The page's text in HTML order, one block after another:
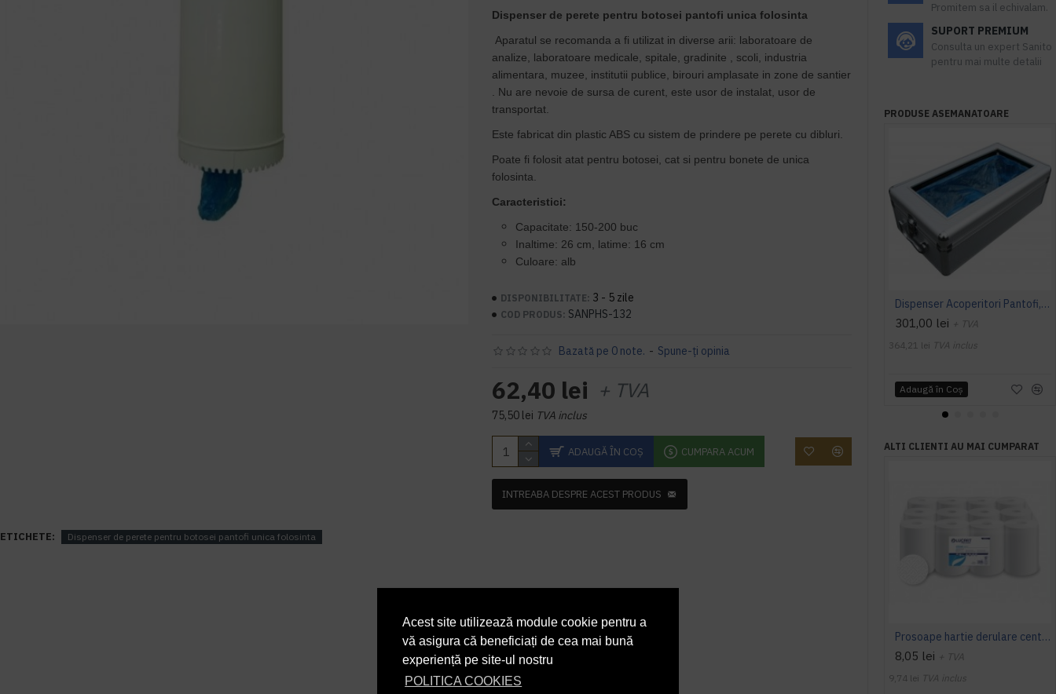
Acest site utilizează module cookie pentru a
vă asigura că beneficiați de cea mai bună
experiență pe site-ul nostru
POLITICA COOKIES
Dispenser de perete pentru botosei pantofi unica folosinta
Aparatul se recomanda a fi utilizat in diverse arii: laboratoare de
analize, laboratoare medicale, spitale, gradinite , scoli, industria
alimentara, muzee, institutii publice, birouri amplasate in zone de santier
. Nu are nevoie de sursa de curent, este usor de instalat, usor de
transportat.
Este fabricat din plastic ABS cu sistem de prindere pe perete cu dibluri.
Poate fi folosit atat pentru botosei, cat si pentru bonete de unica
folosinta.
Caracteristici:
Capacitate: 150-200 buc
Inaltime: 26 cm, latime: 16 cm
Culoare: alb
DISPONIBILITATE: 3 - 5 zile
COD PRODUS: SANPHS-132
Bazată pe 0 note. - Spune-ţi opinia
62,40 lei + TVA
75,50 lei TVA inclus
ADAUGĂ ÎN COŞ CUMPARA ACUM
INTREABA DESPRE ACEST PRODUS
ETICHETE: Dispenser de perete pentru botosei pantofi unica folosinta
Promitem sa il echivalam.
SUPORT PREMIUM
Consulta un expert Sanito
pentru mai multe detalii
PRODUSE ASEMANATOARE
Dispenser Acoperitori Pantofi, StepN go' DeLuxe, model MS 106
301,00 lei + TVA
364,21 lei TVA inclus
Adaugă în Coş
ALTI CLIENTI AU MAI CUMPARAT
Prosoape hartie derulare centrala, Lucart Eco 14 CF, 55 m
8,05 lei + TVA
9,74 lei TVA inclus